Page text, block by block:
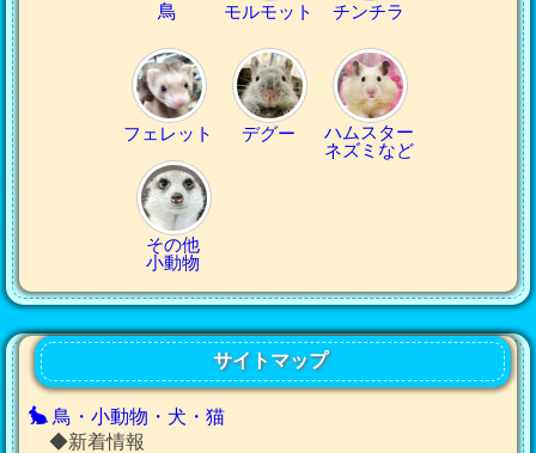
鳥 モルモット チンチラ
フェレット デグー
ハムスター
ネズミなど
その他
小動物
サイトマップ
鳥・小動物・犬・猫
◆新着情報